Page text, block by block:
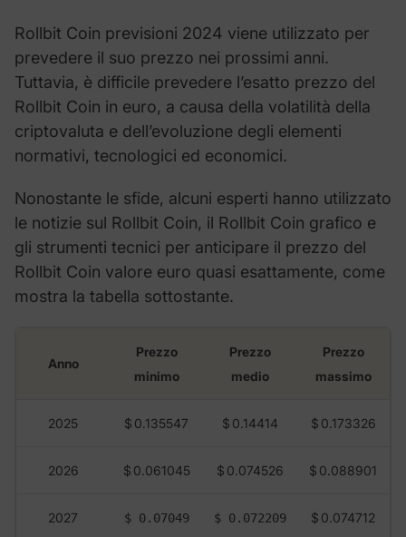
Rollbit Coin previsioni 2024 viene utilizzato per
prevedere il suo prezzo nei prossimi anni.
Tuttavia, è difficile prevedere l’esatto prezzo del
Rollbit Coin in euro, a causa della volatilità della
criptovaluta e dell’evoluzione degli elementi
normativi, tecnologici ed economici.
Nonostante le sfide, alcuni esperti hanno utilizzato
le notizie sul Rollbit Coin, il Rollbit Coin grafico e
gli strumenti tecnici per anticipare il prezzo del
Rollbit Coin valore euro quasi esattamente, come
mostra la tabella sottostante.
Anno
Prezzo
minimo
Prezzo
medio
Prezzo
massimo
2025 $ 0.135547 $ 0.14414 $ 0.173326
2026 $ 0.061045 $ 0.074526 $ 0.088901
2027 $ 0.07049 $ 0.072209 $ 0.074712